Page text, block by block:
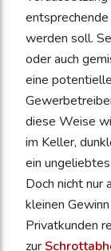
werden soll.
oder auch
eine
diese Weise
im Keller,
ein
Doch nicht nur
kleinen
Privatkunden
zur